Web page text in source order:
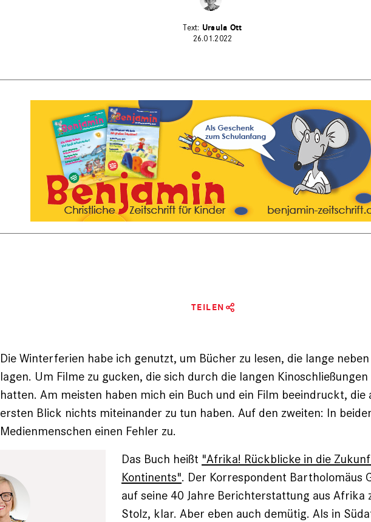
Ursula Ott
26.01.2022
TEILEN
Die Winterferien habe ich genutzt, um Bücher zu lesen, die lange
lagen. Um Filme zu gucken, die sich durch die ­langen
hatten. Am meisten haben mich ein Buch und ein Film beeindruckt, die
ersten Blick nichts miteinander zu tun haben. Auf den zweiten: In
Medienmenschen einen Fehler zu.
Das Buch heißt "Afrika! Rückblicke in die
Kontinents". Der Korres­pondent Bartholomäus
auf ­seine 40 Jahre Berichterstattung aus ­Afrika
Stolz, klar. Aber eben auch de­mütig. Als in